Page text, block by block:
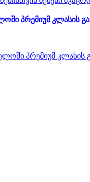
პრემიუმ კლასის